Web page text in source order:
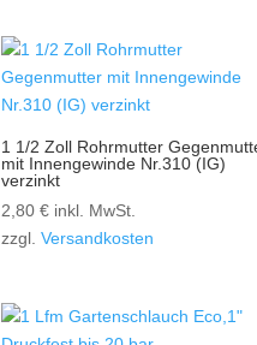
1 1/2 Zoll Rohrmutter
mit Innengewinde Nr.310 (IG)
verzinkt
2,80€ inkl. MwSt.
zzgl.Versandkosten